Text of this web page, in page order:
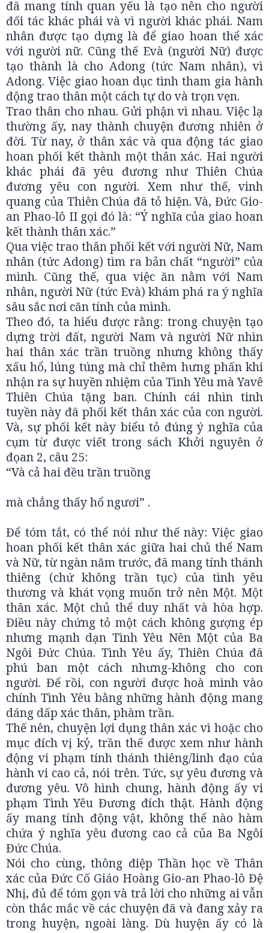
đã mang tính quan yếu là tạo nên cho người
đối tác khác phái và vì người khác phái. Nam
nhân được tạo dựng là để giao hoan thể xác
với người nữ. Cũng thế Evà (người Nữ) được
tạo thành là cho Adong (tức Nam nhân), vì
Adong. Việc giao hoan dục tình tham gia hành
động trao thân một cách tự do và trọn vẹn.
Trao thân cho nhau. Gửi phận vì nhau. Việc lạ
thường ấy, nay thành chuyện đương nhiên ở
đời. Từ nay, ở thân xác và qua động tác giao
hoan phối kết thành một thân xác. Hai người
khác phái đã yêu đương như Thiên Chúa
đương yêu con người. Xem như thế, vinh
quang của Thiên Chúa đã tỏ hiện. Và, Đức Gio-
an Phao-lô II gọi đó là: “Ý nghĩa của giao hoan
kết thành thân xác.”
Qua việc trao thân phối kết với người Nữ, Nam
nhân (tức Adong) tìm ra bản chất “người” của
mình. Cũng thế, qua việc ăn nằm với Nam
nhân, người Nữ (tức Evà) khám phá ra ý nghĩa
sâu sắc nơi căn tính của mình.
Theo đó, ta hiểu được rằng: trong chuyện tạo
dựng trời đất, người Nam và người Nữ nhìn
hai thân xác trần truồng nhưng không thấy
xấu hổ, lúng túng mà chỉ thêm hưng phấn khi
nhận ra sự huyền nhiệm của Tình Yêu mà Yavê
Thiên Chúa tặng ban. Chính cái nhìn tinh
tuyền này đã phối kết thân xác của con người.
Và, sự phối kết này biểu tỏ đúng ý nghĩa của
cụm từ được viết trong sách Khởi nguyên ở
đọan 2, câu 25:
“Và cả hai đều trần truồng
mà chẳng thấy hổ ngươi” .
Để tóm tắt, có thể nói như thế này: Việc giao
hoan phối kết thân xác giữa hai chủ thể Nam
và Nữ, từ ngàn năm trước, đã mang tính thánh
thiêng (chứ không trần tục) của tình yêu
thương và khát vọng muốn trở nên Một. Một
thân xác. Một chủ thể duy nhất và hòa hợp.
Điều này chứng tỏ một cách không gượng ép
nhưng mạnh dạn Tình Yêu Nên Một của Ba
Ngôi Đức Chúa. Tình Yêu ấy, Thiên Chúa đã
phú ban một cách nhưng-không cho con
người. Để rồi, con người được hoà mình vào
chính Tình Yêu bằng những hành động mang
dáng dấp xác thân, phàm trần.
Thế nên, chuyện lợi dụng thân xác vì hoặc cho
mục đích vị kỷ, trần thế được xem như hành
động vi phạm tính thánh thiêng/linh đạo của
hành vi cao cả, nói trên. Tức, sự yêu đương và
đương yêu. Vô hình chung, hành động ấy vi
phạm Tình Yêu Đương đích thật. Hành động
ấy mang tính động vật, không thể nào hàm
chứa ý nghĩa yêu đương cao cả của Ba Ngôi
Đức Chúa.
Nói cho cùng, thông điệp Thần học về Thân
xác của Đức Cố Giáo Hoàng Gio-an Phao-lô Đệ
Nhị, đủ để tóm gọn và trả lời cho những ai vẫn
còn thắc mắc về các chuyện đã và đang xảy ra
trong huyện, ngoài làng. Dù huyện ấy có là